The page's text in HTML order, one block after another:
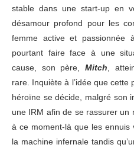
stable dans une start-up en
désamour profond pour les
femme active et passionnée
pourtant faire face à une
cause, son père,Mitch,
rare. Inquiète à l’idée que
héroïne se décide, malgré son
une IRM afin de se rassurer un
à ce moment-là que les ennuis
la machine infernale tandis